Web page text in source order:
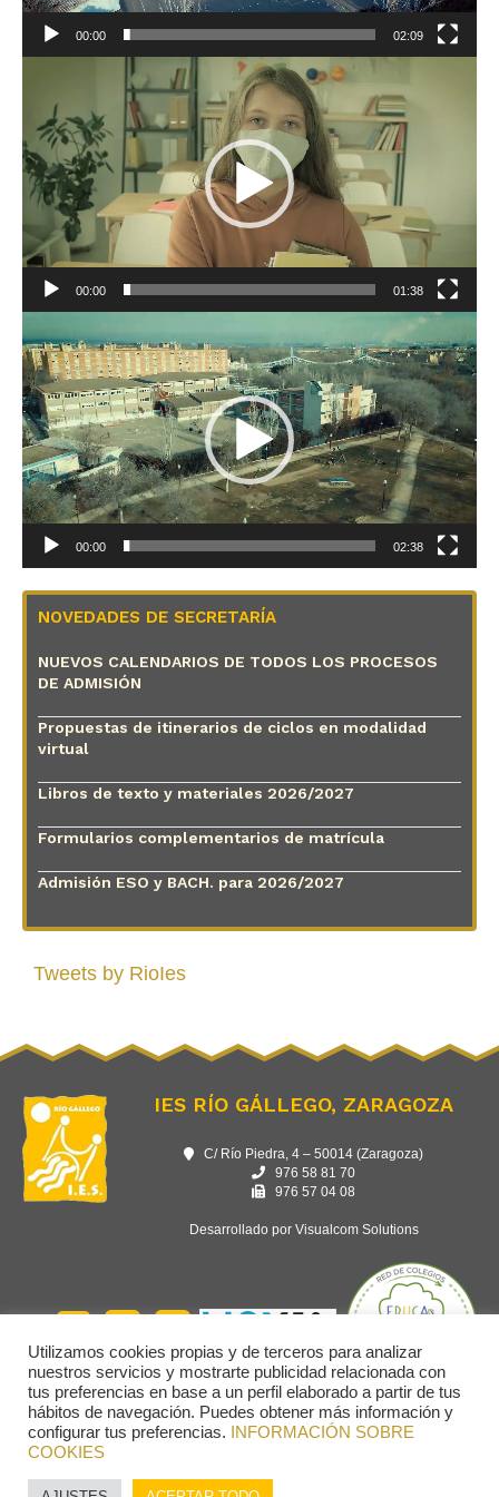
00:00 02:09
vídeo
00:00 01:38
de
vídeo
00:00 02:38
NOVEDADES DE SECRETARÍA
NUEVOS CALENDARIOS DE TODOS LOS PROCESOS
DE ADMISIÓN
Propuestas de itinerarios de ciclos en modalidad
virtual
Libros de texto y materiales 2026/2027
Formularios complementarios de matrícula
Admisión ESO y BACH. para 2026/2027
Tweets by RioIes
IES RÍO GÁLLEGO, ZARAGOZA
C/ Río Piedra, 4 – 50014 (Zaragoza)
976 58 81 70
976 57 04 08
Desarrollado por Visualcom Solutions
Utilizamos cookies propias y de terceros para analizar
nuestros servicios y mostrarte publicidad relacionada con
tus preferencias en base a un perfil elaborado a partir de tus
hábitos de navegación. Puedes obtener más información y
configurar tus preferencias.
INFORMACIÓN SOBRE
COOKIES